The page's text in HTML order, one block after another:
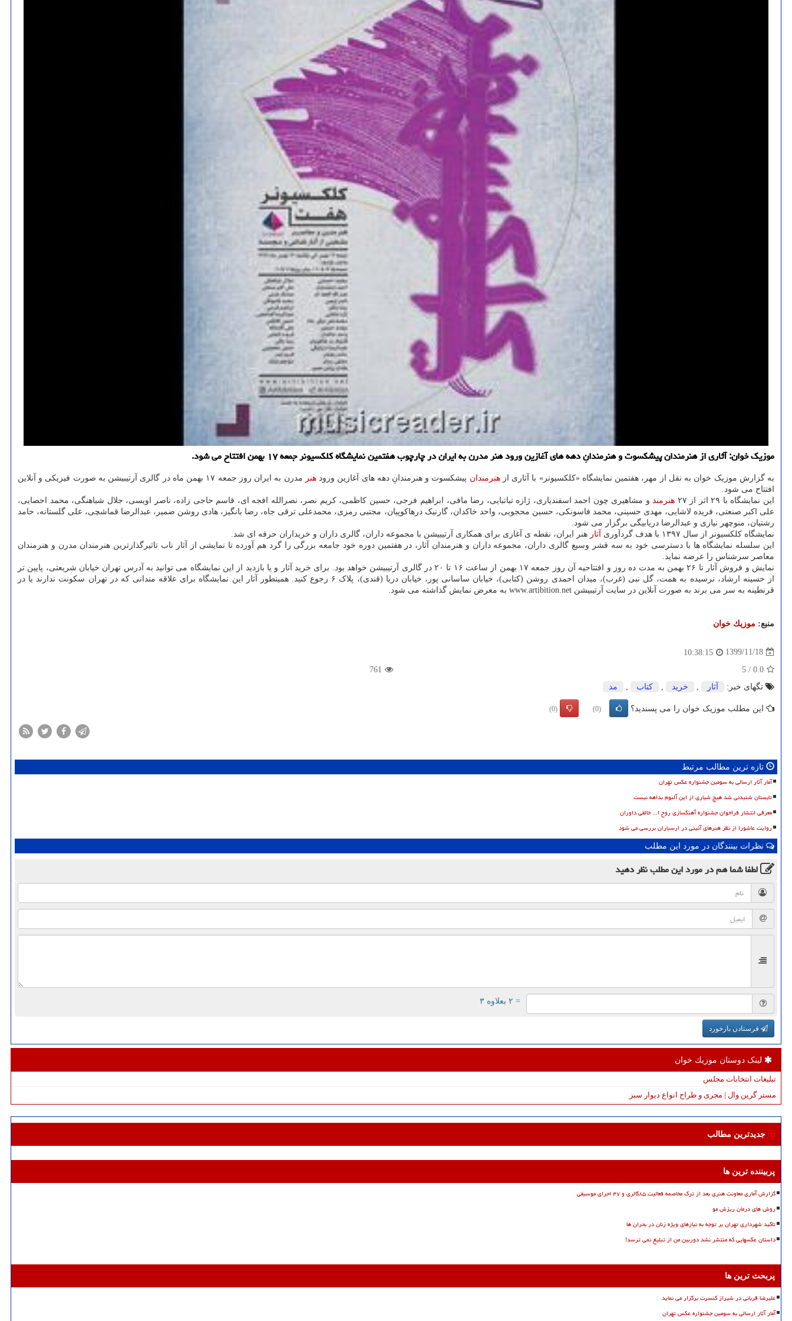
موزیک خوان: آثاری از هنرمندان پیشکسوت و هنرمندانِ دهه های آغازین ورود هنر مدرن به ایران در چارچوب هفتمین نمایشگاه کلکسیونر جمعه ۱۷ بهمن افتتاح می شود.
به گزارش موزیک خوان به نقل از مهر، هفتمین نمایشگاه «کلکسیونر» با آثاری ازهنرمندان پیشکسوت و هنرمندانِ دهه های آغازین ورودهنر
مدرن به ایران روز جمعه ۱۷ بهمن ماه در گالری آرتیبیشن به صورت فیزیکی و آنلاین
افتتاح می شود.
این نمایشگاه با ۲۹ اثر از ۲۷
هنرمند و مشاهیری چون احمد اسفندیاری، ژازه تباتبایی، رضا مافی، ابراهیم فرجی، حسین کاظمی، کریم نصر، نصرالله افجه ای، قاسم حاجی زاده، ناصر اویسی، جلال شباهنگی، محمد احصایی،
علی اکبر صنعتی، فریده لاشایی، مهدی حسینی، محمد فاسونکی، حسین محجوبی، واحد خاکدان، گارنیک درهاکوپیان، مجتبی رمزی، محمدعلی ترقی جاه، رضا بانگیز، هادی روشن ضمیر، عبدالرضا قماشچی، علی گلستانه، حامد
رشتیان، منوچهر نیازی و عبدالرضا دریابیگی برگزار می شود.
نمایشگاه کلکسیونر از سال ۱۳۹۷ با هدف گردآوری
آثار هنر ایران، نقطه ی آغازی برای همکاری آرتیبیشن با مجموعه داران، گالری داران و خریداران حرفه ای شد.
این سلسله نمایشگاه ها با دسترسی خود به سه قشر وسیع گالری داران، مجموعه داران و هنرمندان آثار، در هفتمین دوره خود جامعه بزرگی را گرد هم آورده تا نمایشی از آثار ناب تاثیرگذارترین هنرمندان مدرن و هنرمندان
معاصر سرشناس را عرضه نماید.
نمایش و فروش آثار تا ۲۶ بهمن به مدت ده روز و افتتاحیه آن روز جمعه ۱۷ بهمن از ساعت ۱۶ تا ۲۰ در گالری آرتیبیشن خواهد بود. برای خرید آثار و یا بازدید از این نمایشگاه می توانید به آدرس تهران خیابان شریعتی، پایین تر
از حسینه ارشاد، نرسیده به همت، گل نبی (غرب)، میدان احمدی روشن (کتابی)، خیابان ساسانی پور، خیابان دریا (قندی)، پلاک ۶ رجوع کنید. همینطور آثار این نمایشگاه برای علاقه مندانی که در تهران سکونت ندارند یا در
قرنطینه به سر می برند به صورت آنلاین در سایت آرتیبیشن www.artibition.net به معرض نمایش گذاشته می شود.
منبع: موزیك خوان
1399/11/18
10:38:15
0.0
/
5
761
تگهای خبر:
آثار , خرید , كتاب , مد
این مطلب موزیک خوان را می پسندید؟ (0)
(0)
تازه ترین مطالب مرتبط
آمار آثار ارسالی به سومین جشنواره عکس تهران
تابستان شنیدنی شد هیچ شیاری از این آلبوم بداهه نیست
معرفی انتشار فراخوان جشنواره آهنگسازی روح ا... خالقی داوران
روایت عاشورا از نظر هنرهای آئینی در ارسباران بررسی می شود
نظرات بینندگان در مورد این مطلب
لطفا شما همدر مورد این مطلبنظر دهید
= ۲ بعلاوه ۳
فرستادن بازخورد
لینک دوستان موزیك خوان
تبلیغات انتخابات مجلس
مستر گرین وال | مجری و طراح انواع دیوار سبز
جدیدترین مطالب
پربیننده ترین ها
گزارش آماری معاونت هنری بعد از ترک مخاصمه فعالیت ۸۵گالری و ۴۷ اجرای موسیقی
روش های درمان ریزش مو
تاکید شهرداری تهران بر توجه به نیازهای ویژه زنان در بحران ها
داستان عکسهایی که منتشر نشد دوربین من از تبلیغ نمی ترسد!
پربحث ترین ها
علیرضا قربانی در شیراز کنسرت برگزار می نماید
آمار آثار ارسالی به سومین جشنواره عکس تهران